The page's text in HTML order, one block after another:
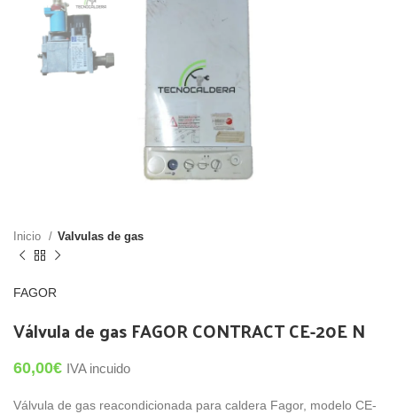
Inicio Valvulas de gas
FAGOR
Válvula de gas FAGOR CONTRACT CE-20E N
60,00€ IVA incuido
Válvula de gas reacondicionada para caldera Fagor, modelo CE-